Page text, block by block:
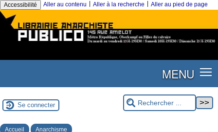
Accessibilité Aller au contenu Aller à la recherche Aller au pied de page
MENU
Se connecter
Accueil Anarchisme